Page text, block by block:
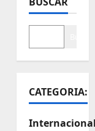
CATEGORIA: